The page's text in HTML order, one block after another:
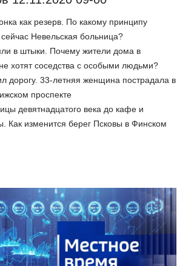
как резерв. По какому принципу
сейчас Невельская больница?
в штыки. Почему жители дома в
хотят соседства с особыми людьми?
дорогу. 33-летняя женщина пострадала в
проспекте
девятнадцатого века до кафе и
Как изменится берег Псковы в Финском